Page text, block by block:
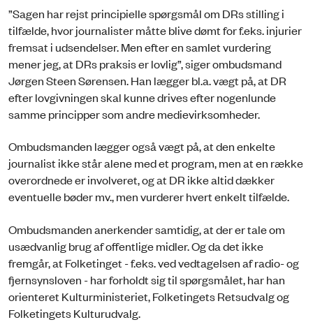
”Sagen har rejst principielle spørgsmål om DRs stilling i
tilfælde, hvor journalister måtte blive dømt for f.eks. injurier
fremsat i udsendelser. Men efter en samlet vurdering
mener jeg, at DRs praksis er lovlig”, siger ombudsmand
Jørgen Steen Sørensen. Han lægger bl.a. vægt på, at DR
efter lovgivningen skal kunne drives efter nogenlunde
samme principper som andre medievirksomheder.
Ombudsmanden lægger også vægt på, at den enkelte
journalist ikke står alene med et program, men at en række
overordnede er involveret, og at DR ikke altid dækker
eventuelle bøder mv., men vurderer hvert enkelt tilfælde.
Ombudsmanden anerkender samtidig, at der er tale om
usædvanlig brug af offentlige midler. Og da det ikke
fremgår, at Folketinget - f.eks. ved vedtagelsen af radio- og
fjernsynsloven - har forholdt sig til spørgsmålet, har han
orienteret Kulturministeriet, Folketingets Retsudvalg og
Folketingets Kulturudvalg.